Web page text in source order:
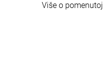
Više o